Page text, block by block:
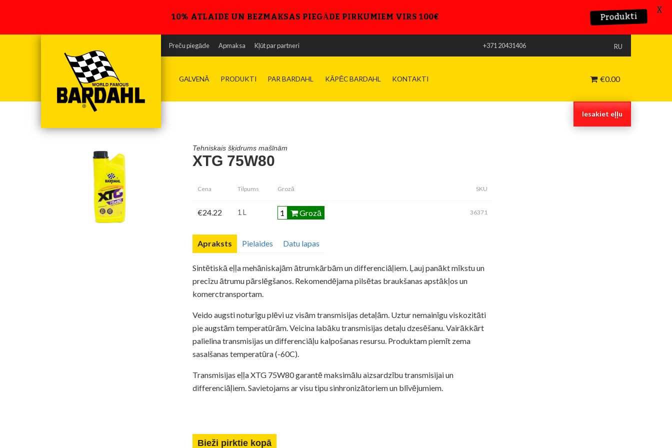
Preču piegāde Apmaksa Kļūt par partneri +371 20431406 RU
Iesakiet eļļu
GALVENĀ PRODUKTI PAR BARDAHL KĀPĒC BARDAHL KONTAKTI €0.00
Tehniskais šķidrums mašīnām
XTG 75W80
Cena Tilpums Grozā SKU
€24.22 1 L Grozā 36371
Apraksts Pielaides Datu lapas
Sintētiskā eļļa mehāniskajām ātrumkārbām un differenciāļiem. Ļauj panākt mīkstu un
precīzu ātrumu pārslēgšanos. Rekomendējama pilsētas braukšanas apstākļos un
komerctransportam.
Veido augsti noturīgu plēvi uz visām transmisijas detaļām. Uztur nemainīgu viskozitāti
pie augstām temperatūrām. Veicina labāku transmisijas detaļu dzesēšanu. Vairākkārt
palielina transmisijas un differenciāļu kalpošanas resursu. Produktam piemīt zema
sasalšanas temperatūra (-60C).
Transmisijas eļļa XTG 75W80 garantē maksimālu aizsardzību transmisijai un
differenciāļiem. Savietojams ar visu tipu sinhronizātoriem un blīvējumiem.
Bieži pirktie kopā
10% ATLAIDE UN BEZMAKSAS PIEGĀDE PIRKUMIEM VIRS 100€ Produkti X